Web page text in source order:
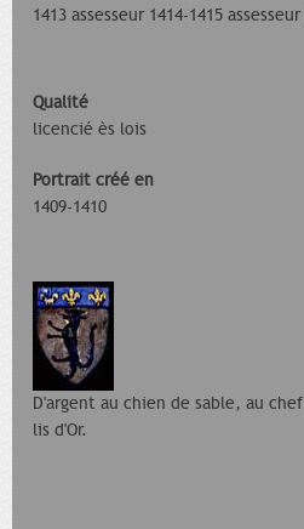
1413 assesseur 1414-1415
Qualité
licencié ès lois
Portrait créé en
1409-1410
D'argent au chien de sable, au
lis d'Or.